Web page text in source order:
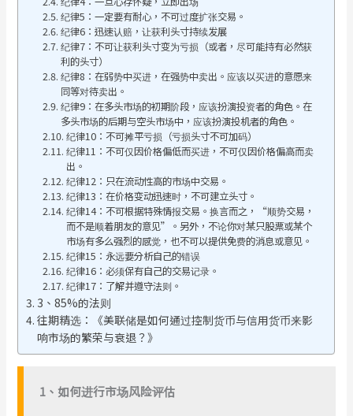
纪律5：一定要有耐心，不可过度扩张交易。
纪律6：迅速认赔，让获利头寸持续发展
纪律7：不可让获利头寸变为亏损（或者，尽可能持有必然获
利的头寸）
纪律8：在弱势中买进，在强势中卖出。应该以买进的意愿来
同等对待卖出。
纪律9：在多头市场的初期阶段，应该扮演投资者的角色。在
多头市场的后期与空头市场中，应该扮演投机者的角色。
纪律10：不可摊平亏损（亏损头寸不可加码）
纪律11：不可仅因价格偏低而买进，不可仅因价格偏高而卖
出。
纪律12：只在流动性高的市场中交易。
纪律13：在价格变动迅速时，不可建立头寸。
纪律14：不可根据特殊情报交易。换言而之，“顺势交易，
而不是顺着朋友的意见”。另外，不论你对某只股票或某个
市场有多么强烈的感觉，也不可以提供免费的消息或意见。
纪律15：永远要分析自己的错误
纪律16：必须保有自己的交易记录。
纪律17：了解并遵守法则。
3、85%的法则
往期精选：《美联储是如何通过控制货币与信用货币来影
响市场的繁荣与衰退？》
1 、 如何进行市场风险评估